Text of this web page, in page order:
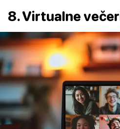
8. Virtualne